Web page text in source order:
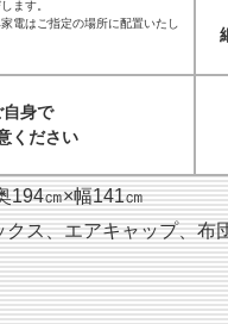
ます。
電はご指定の場所に配置いたし
自身で
ください
194㎝×幅141㎝
ス、エアキャップ、布